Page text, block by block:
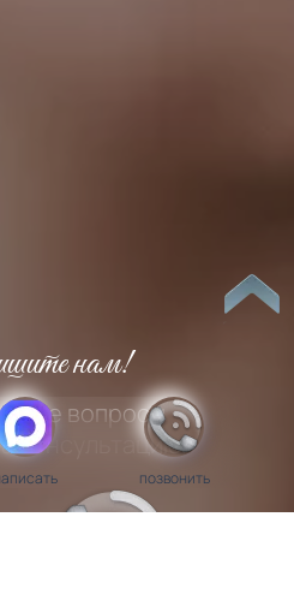
нам!
все вопросы
консультацию.
позвонить